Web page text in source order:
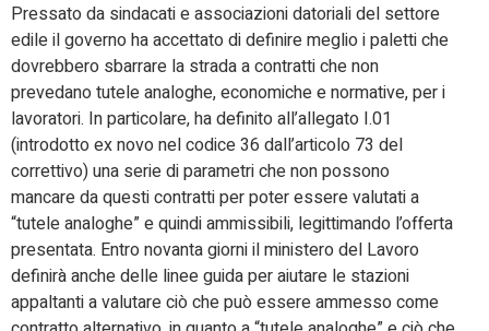
Pressato da sindacati e associazioni datoriali del settore
edile il governo ha accettato di definire meglio i paletti che
dovrebbero sbarrare la strada a contratti che non
prevedano tutele analoghe, economiche e normative, per i
lavoratori. In particolare, ha definito all’allegato I.01
(introdotto ex novo nel codice 36 dall’articolo 73 del
correttivo) una serie di parametri che non possono
mancare da questi contratti per poter essere valutati a
“tutele analoghe” e quindi ammissibili, legittimando l’offerta
presentata. Entro novanta giorni il ministero del Lavoro
definirà anche delle linee guida per aiutare le stazioni
appaltanti a valutare ciò che può essere ammesso come